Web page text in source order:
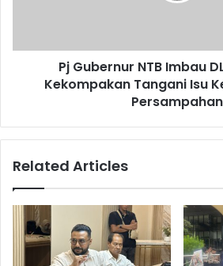
Pj Gubernur NTB Imbau
Kekompakan Tangani Isu
Persampahan
Related Articles